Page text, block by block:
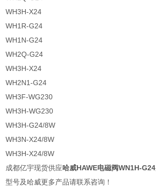
WH3H-X24
WH1R-G24
WH1N-G24
WH2Q-G24
WH3H-X24
WH2N1-G24
WH3F-WG230
WH3H-WG230
WH3H-G24/8W
WH3N-X24/8W
WH3H-X24/8W
成都亿宇现货供应哈威HAWE电磁阀WN1H-G24
型号及哈威更多产品请联系咨询！